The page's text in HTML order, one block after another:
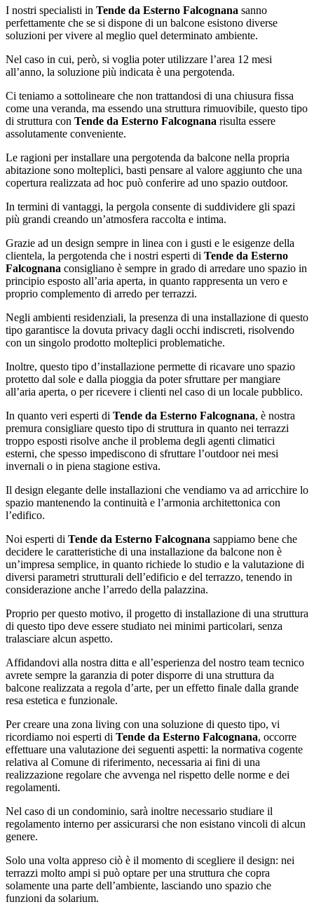
I nostri specialisti in Tende da Esterno Falcognana sanno
perfettamente che se si dispone di un balcone esistono diverse
soluzioni per vivere al meglio quel determinato ambiente.
Nel caso in cui, però, si voglia poter utilizzare l’area 12 mesi
all’anno, la soluzione più indicata è una pergotenda.
Ci teniamo a sottolineare che non trattandosi di una chiusura fissa
come una veranda, ma essendo una struttura rimuovibile, questo tipo
di struttura con Tende da Esterno Falcognana risulta essere
assolutamente conveniente.
Le ragioni per installare una pergotenda da balcone nella propria
abitazione sono molteplici, basti pensare al valore aggiunto che una
copertura realizzata ad hoc può conferire ad uno spazio outdoor.
In termini di vantaggi, la pergola consente di suddividere gli spazi
più grandi creando un’atmosfera raccolta e intima.
Grazie ad un design sempre in linea con i gusti e le esigenze della
clientela, la pergotenda che i nostri esperti di Tende da Esterno
Falcognana consigliano è sempre in grado di arredare uno spazio in
principio esposto all’aria aperta, in quanto rappresenta un vero e
proprio complemento di arredo per terrazzi.
Negli ambienti residenziali, la presenza di una installazione di questo
tipo garantisce la dovuta privacy dagli occhi indiscreti, risolvendo
con un singolo prodotto molteplici problematiche.
Inoltre, questo tipo d’installazione permette di ricavare uno spazio
protetto dal sole e dalla pioggia da poter sfruttare per mangiare
all’aria aperta, o per ricevere i clienti nel caso di un locale pubblico.
In quanto veri esperti di Tende da Esterno Falcognana, è nostra
premura consigliare questo tipo di struttura in quanto nei terrazzi
troppo esposti risolve anche il problema degli agenti climatici
esterni, che spesso impediscono di sfruttare l’outdoor nei mesi
invernali o in piena stagione estiva.
Il design elegante delle installazioni che vendiamo va ad arricchire lo
spazio mantenendo la continuità e l’armonia architettonica con
l’edifico.
Noi esperti di Tende da Esterno Falcognana sappiamo bene che
decidere le caratteristiche di una installazione da balcone non è
un’impresa semplice, in quanto richiede lo studio e la valutazione di
diversi parametri strutturali dell’edificio e del terrazzo, tenendo in
considerazione anche l’arredo della palazzina.
Proprio per questo motivo, il progetto di installazione di una struttura
di questo tipo deve essere studiato nei minimi particolari, senza
tralasciare alcun aspetto.
Affidandovi alla nostra ditta e all’esperienza del nostro team tecnico
avrete sempre la garanzia di poter disporre di una struttura da
balcone realizzata a regola d’arte, per un effetto finale dalla grande
resa estetica e funzionale.
Per creare una zona living con una soluzione di questo tipo, vi
ricordiamo noi esperti di Tende da Esterno Falcognana, occorre
effettuare una valutazione dei seguenti aspetti: la normativa cogente
relativa al Comune di riferimento, necessaria ai fini di una
realizzazione regolare che avvenga nel rispetto delle norme e dei
regolamenti.
Nel caso di un condominio, sarà inoltre necessario studiare il
regolamento interno per assicurarsi che non esistano vincoli di alcun
genere.
Solo una volta appreso ciò è il momento di scegliere il design: nei
terrazzi molto ampi si può optare per una struttura che copra
solamente una parte dell’ambiente, lasciando uno spazio che
funzioni da solarium.